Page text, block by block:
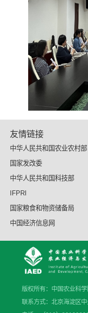
友情链接
中华人民共和国农业农村部
国家发改委
中华人民共和国科技部
IFPRI
国家粮食和物资储备局
中国经济信息网
版权所有：中国农业科
联系方式：北京海淀区